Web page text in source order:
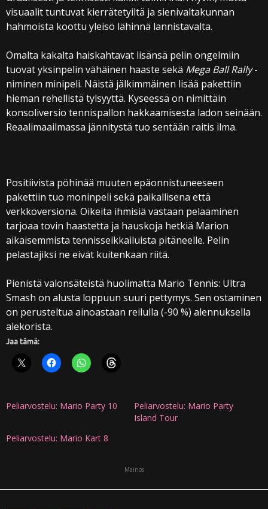
visuaalit tuntuvat kierrätetyiltä ja sienivaltakunnan
hahmoista koottu yleisö lähinnä lannistavalta.
Omalta kakalta haiskahtavat lisänsä pelin ongelmiin
tuovat yksinpelin vähäinen haaste sekä Mega Ball Rally-
niminen minipeli. Näistä jälkimmäinen lisää pakettiin
hieman rehellistä tylsyyttä. Kyseessä on nimittäin
konsoliversio tennispallon hakkaamisesta ladon seinään.
Reaalimaailmassa jännitystä tuo sentään raitis ilma.
Positiivista pöhinää muuten epäonnistuneeseen
pakettiin tuo moninpeli sekä paikallisena että
verkkoversiona. Oikeita ihmisiä vastaan pelaaminen
tarjoaa tovin haastetta ja hauskoja hetkiä Marion
aikaisemmista tennisseikkailuista pitäneelle. Pelin
pelastajiksi ne eivät kuitenkaan riitä.
Pienistä valonsäteistä huolimatta Mario Tennis: Ultra
Smash on alusta loppuun suuri pettymys. Sen ostaminen
on perusteltua ainoastaan reilulla (-90 %) alennuksella
alekorista.
Jaa tämä:
Peliarvostelu: Mario Party 10
Peliarvostelu: Mario Party
Island Tour
Peliarvostelu: Mario Kart 8
Mainos